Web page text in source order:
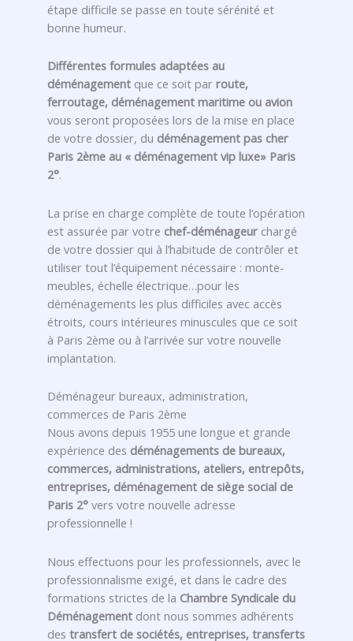
étape difficile se passe en toute sérénité et
bonne humeur.
Différentes formules adaptées au
déménagement que ce soit par route,
ferroutage, déménagement maritime ou avion
vous seront proposées lors de la mise en place
de votre dossier, du déménagement pas cher
Paris 2ème au « déménagement vip luxe» Paris
2°.
La prise en charge complète de toute l’opération
est assurée par votre chef-déménageur chargé
de votre dossier qui à l’habitude de contrôler et
utiliser tout l’équipement nécessaire : monte-
meubles, échelle électrique…pour les
déménagements les plus difficiles avec accès
étroits, cours intérieures minuscules que ce soit
à Paris 2ème ou à l’arrivée sur votre nouvelle
implantation.
Déménageur bureaux, administration,
commerces de Paris 2ème
Nous avons depuis 1955 une longue et grande
expérience des déménagements de bureaux,
commerces, administrations, ateliers, entrepôts,
entreprises, déménagement de siège social de
Paris 2° vers votre nouvelle adresse
professionnelle !
Nous effectuons pour les professionnels, avec le
professionnalisme exigé, et dans le cadre des
formations strictes de la Chambre Syndicale du
Déménagement dont nous sommes adhérents
des transfert de sociétés, entreprises, transferts